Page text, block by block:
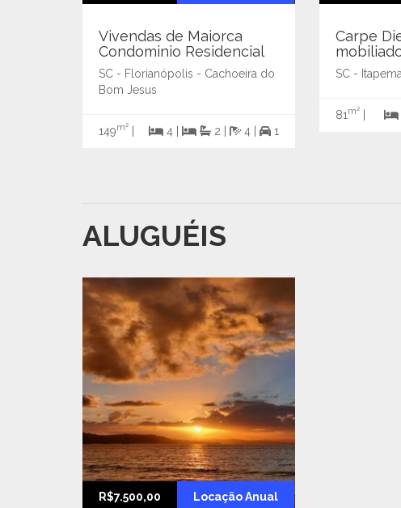
Vivendas de Maiorca
Condominio Residencial
SC - Florianópolis - Cachoeira do
Bom Jesus
149m² 4 | 2 | 4 | 1
Carpe
SC -
81 m²
ALUGUÉIS
R$7.500,00 Locação Anual